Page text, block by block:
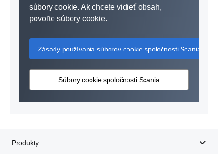
súbory cookie. Ak chcete vidieť obsah,
povoľte súbory cookie.
Zásady používania súborov cookie spoločnosti Scania
Súbory cookie spoločnosti Scania
Produkty